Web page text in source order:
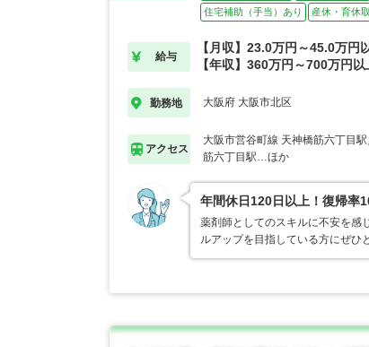
住宅補助（手当）あり
産休・育休
給与
【月収】23.0万円～45.0万円
【年収】360万円～700万円
勤務地 大阪府 大阪市北区
アクセス
大阪市営谷町線 天神橋筋六丁目
筋六丁目駅…ほか
年間休日120日以上！復帰率
薬剤師としてのスキルに不安を感
ルアップを目指している方にぜひ